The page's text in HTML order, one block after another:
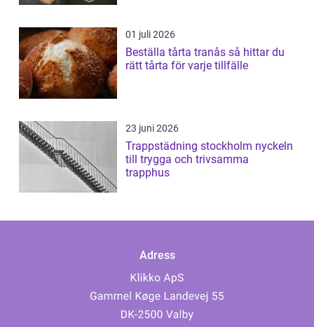
01 juli 2026
Beställa tårta tranås så hittar du
rätt tårta för varje tillfälle
23 juni 2026
Trappstädning stockholm nyckeln
till trygga och trivsamma
trapphus
Adress